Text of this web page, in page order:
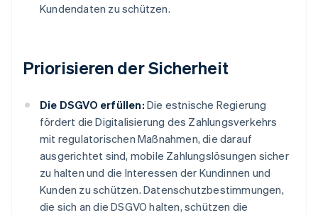
Kundendaten zu schützen.
Priorisieren der Sicherheit
Die DSGVO erfüllen: Die estnische Regierung
fördert die Digitalisierung des Zahlungsverkehrs
mit regulatorischen Maßnahmen, die darauf
ausgerichtet sind, mobile Zahlungslösungen sicher
zu halten und die Interessen der Kundinnen und
Kunden zu schützen. Datenschutzbestimmungen,
die sich an die DSGVO halten, schützen die